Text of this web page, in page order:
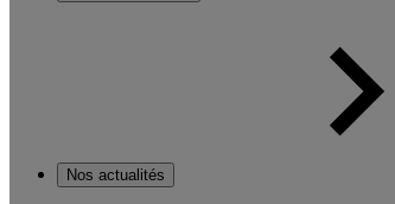
Nos actualités